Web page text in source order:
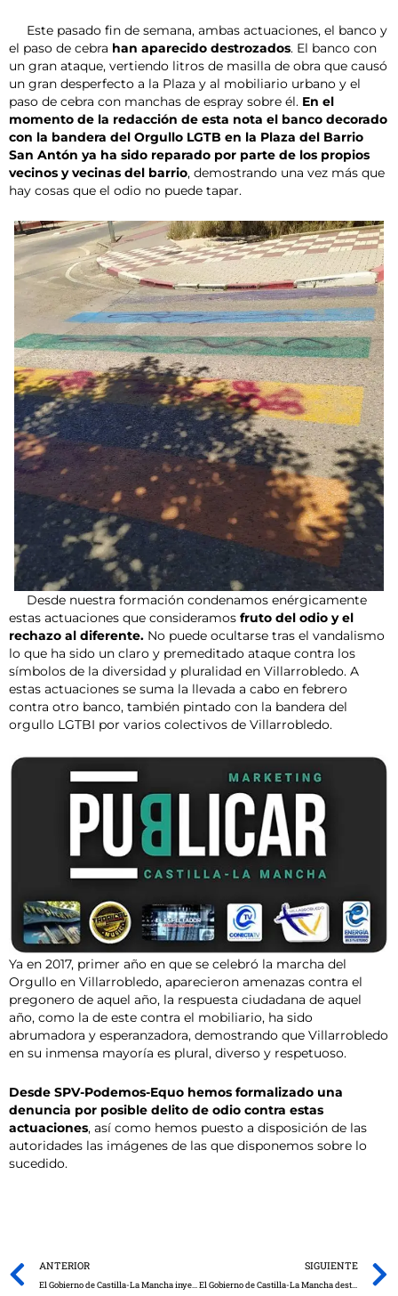
Este pasado fin de semana, ambas actuaciones, el banco y
el paso de cebra han aparecido destrozados. El banco con
un gran ataque, vertiendo litros de masilla de obra que causó
un gran desperfecto a la Plaza y al mobiliario urbano y el
paso de cebra con manchas de espray sobre él. En el
momento de la redacción de esta nota el banco decorado
con la bandera del Orgullo LGTB en la Plaza del Barrio
San Antón ya ha sido reparado por parte de los propios
vecinos y vecinas del barrio, demostrando una vez más que
hay cosas que el odio no puede tapar.
Desde nuestra formación condenamos enérgicamente
estas actuaciones que consideramos fruto del odio y el
rechazo al diferente. No puede ocultarse tras el vandalismo
lo que ha sido un claro y premeditado ataque contra los
símbolos de la diversidad y pluralidad en Villarrobledo. A
estas actuaciones se suma la llevada a cabo en febrero
contra otro banco, también pintado con la bandera del
orgullo LGTBI por varios colectivos de Villarrobledo.
Ya en 2017, primer año en que se celebró la marcha del
Orgullo en Villarrobledo, aparecieron amenazas contra el
pregonero de aquel año, la respuesta ciudadana de aquel
año, como la de este contra el mobiliario, ha sido
abrumadora y esperanzadora, demostrando que Villarrobledo
en su inmensa mayoría es plural, diverso y respetuoso.
Desde SPV-Podemos-Equo hemos formalizado una
denuncia por posible delito de odio contra estas
actuaciones, así como hemos puesto a disposición de las
autoridades las imágenes de las que disponemos sobre lo
sucedido.
Prev
ANTERIOR
El Gobierno de Castilla-La Mancha inyectará 5,5 millones en el medio rural para hacer frente a las consecuencias del coronavirus
SIGUIENTE
El Gobierno de Castilla-La Mancha destina más de 255.000 euros a proyectos de Acción Humanitaria y de Emergencia